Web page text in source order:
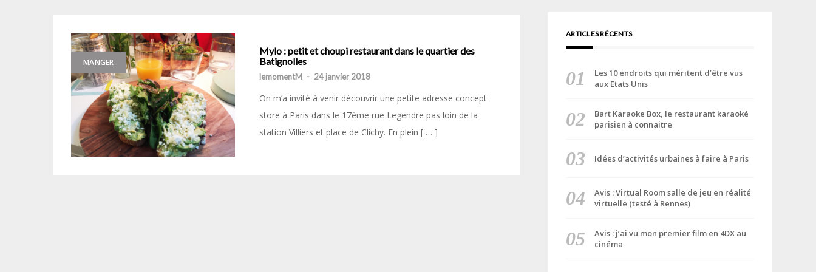
MANGER
Mylo : petit et choupi restaurant dans le quartier des
Batignolles
lemomentM - 24 janvier 2018
On m’a invité à venir découvrir une petite adresse concept
store à Paris dans le 17ème rue Legendre pas loin de la
station Villiers et place de Clichy. En plein [ … ]
ARTICLES RÉCENTS
Les 10 endroits qui méritent d’être vus
aux Etats Unis
Bart Karaoke Box, le restaurant karaoké
parisien à connaitre
Idées d’activités urbaines à faire à Paris
Avis : Virtual Room salle de jeu en réalité
virtuelle (testé à Rennes)
Avis : j’ai vu mon premier film en 4DX au
cinéma